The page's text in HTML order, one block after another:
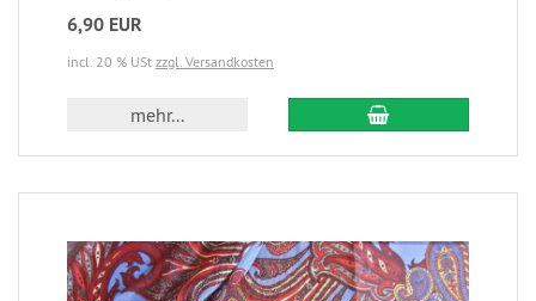
6,90 EUR
incl. 20 % USt zzgl. Versandkosten
mehr...